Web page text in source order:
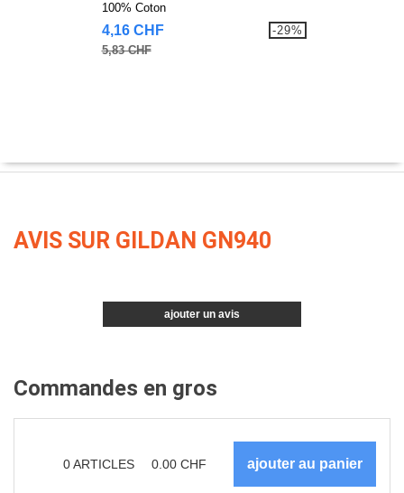
100% Coton
4,16 CHF
5,83 CHF
-29%
AVIS SUR GILDAN GN940
ajouter un avis
Commandes en gros
0ARTICLES 0.00 CHF